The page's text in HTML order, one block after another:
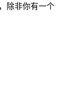
除非你有一个